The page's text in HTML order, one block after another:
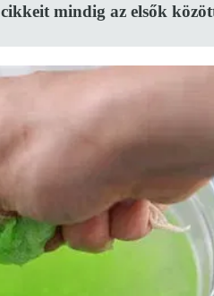
mindig az elsők